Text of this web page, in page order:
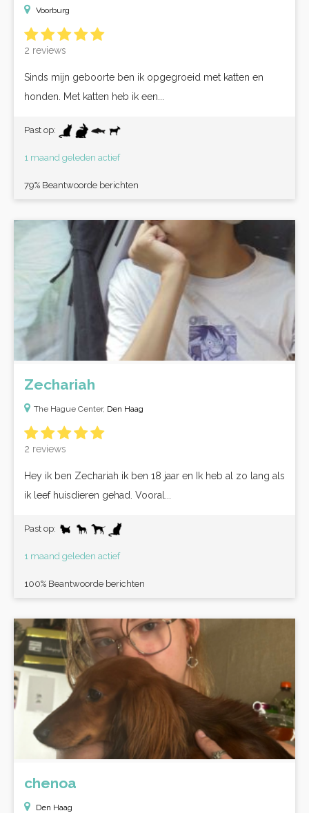
Voorburg
2 reviews
Sinds mijn geboorte ben ik opgegroeid met katten en
honden. Met katten heb ik een...
Past op:
1 maand geleden actief
79% Beantwoorde berichten
Zechariah
The Hague Center, Den Haag
2 reviews
Hey ik ben Zechariah ik ben 18 jaar en Ik heb al zo lang als
ik leef huisdieren gehad. Vooral...
Past op:
1 maand geleden actief
100% Beantwoorde berichten
chenoa
Den Haag